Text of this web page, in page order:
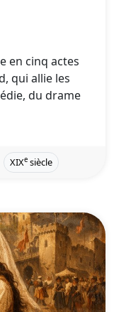
en cinq actes
qui allie les
du drame
XIXe siècle